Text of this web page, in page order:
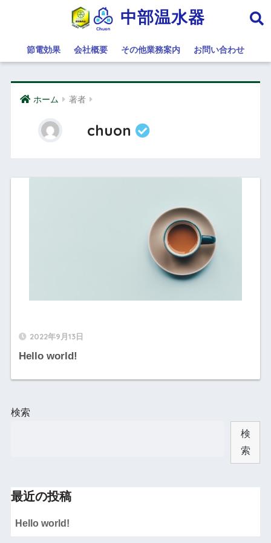
中部温水器
節電効果 会社概要 その他業務案内 お問い合わせ
ホーム 著者
chuon
2022年9月13日
Hello world!
検索
検
索
最近の投稿
Hello world!